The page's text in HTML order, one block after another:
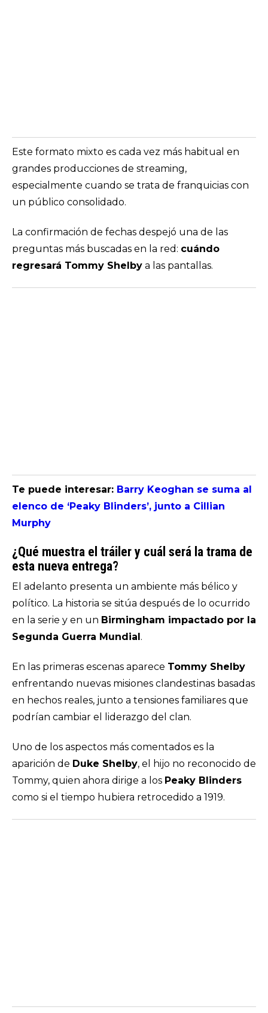
Este formato mixto es cada vez más habitual en
grandes producciones de streaming,
especialmente cuando se trata de franquicias con
un público consolidado.
La confirmación de fechas despejó una de las
preguntas más buscadas en la red: cuándo
regresará Tommy Shelby a las pantallas.
Te puede interesar: Barry Keoghan se suma al
elenco de ‘Peaky Blinders’, junto a Cillian
Murphy
¿Qué muestra el tráiler y cuál será la trama de
esta nueva entrega?
El adelanto presenta un ambiente más bélico y
político. La historia se sitúa después de lo ocurrido
en la serie y en un Birmingham impactado por la
Segunda Guerra Mundial.
En las primeras escenas aparece Tommy Shelby
enfrentando nuevas misiones clandestinas basadas
en hechos reales, junto a tensiones familiares que
podrían cambiar el liderazgo del clan.
Uno de los aspectos más comentados es la
aparición de Duke Shelby, el hijo no reconocido de
Tommy, quien ahora dirige a los Peaky Blinders
como si el tiempo hubiera retrocedido a 1919.